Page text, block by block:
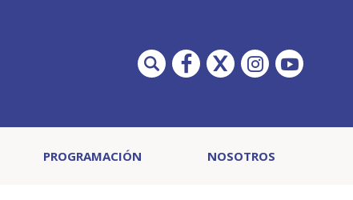
PROGRAMACIÓN NOSOTROS